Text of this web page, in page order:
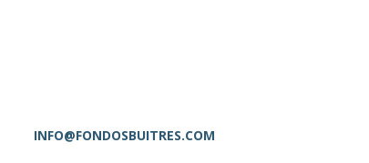
INFO@FONDOSBUITRES.COM